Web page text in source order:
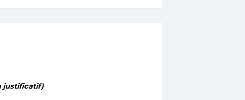
justificatif)